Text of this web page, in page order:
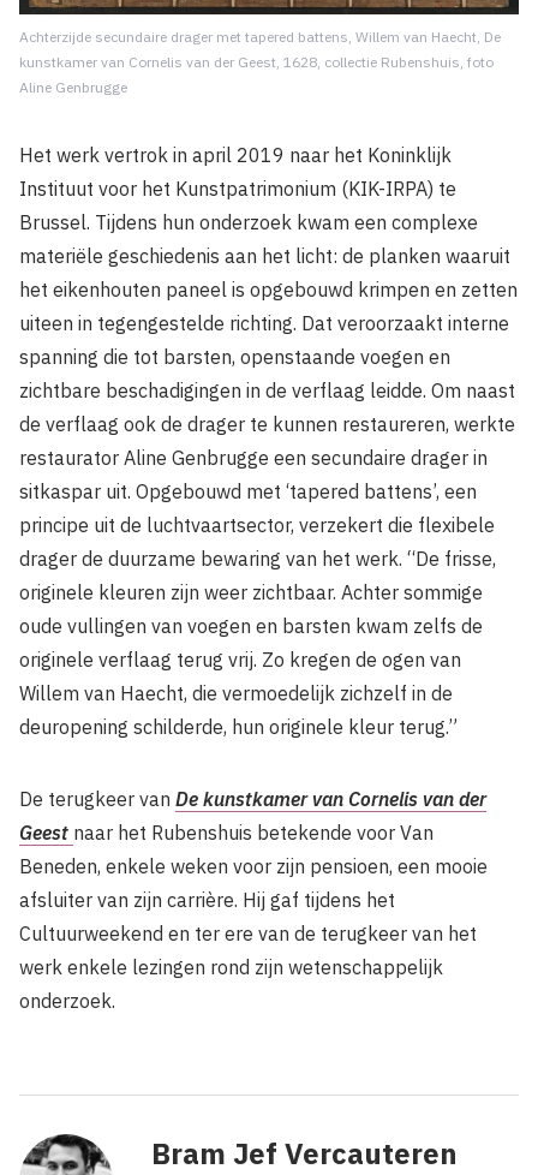
Achterzijde secundaire drager met tapered battens, Willem van Haecht, De
kunstkamer van Cornelis van der Geest, 1628, collectie Rubenshuis, foto
Aline Genbrugge
Het werk vertrok in april 2019 naar het Koninklijk
Instituut voor het Kunstpatrimonium (KIK-IRPA) te
Brussel. Tijdens hun onderzoek kwam een complexe
materiële geschiedenis aan het licht: de planken waaruit
het eikenhouten paneel is opgebouwd krimpen en zetten
uiteen in tegengestelde richting. Dat veroorzaakt interne
spanning die tot barsten, openstaande voegen en
zichtbare beschadigingen in de verflaag leidde. Om naast
de verflaag ook de drager te kunnen restaureren, werkte
restaurator Aline Genbrugge een secundaire drager in
sitkaspar uit. Opgebouwd met ‘tapered battens’, een
principe uit de luchtvaartsector, verzekert die flexibele
drager de duurzame bewaring van het werk. “De frisse,
originele kleuren zijn weer zichtbaar. Achter sommige
oude vullingen van voegen en barsten kwam zelfs de
originele verflaag terug vrij. Zo kregen de ogen van
Willem van Haecht, die vermoedelijk zichzelf in de
deuropening schilderde, hun originele kleur terug.”
De terugkeer van De kunstkamer van Cornelis van der
Geest naar het Rubenshuis betekende voor Van
Beneden, enkele weken voor zijn pensioen, een mooie
afsluiter van zijn carrière. Hij gaf tijdens het
Cultuurweekend en ter ere van de terugkeer van het
werk enkele lezingen rond zijn wetenschappelijk
onderzoek.
Bram Jef Vercauteren